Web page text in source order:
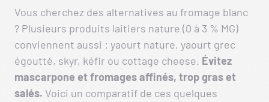
Vous cherchez des alternatives au fromage blanc
? Plusieurs produits laitiers nature (0 à 3 % MG)
conviennent aussi : yaourt nature, yaourt grec
égoutté, skyr, kéfir ou cottage cheese. Évitez
mascarpone et fromages affinés, trop gras et
salés. Voici un comparatif de ces quelques